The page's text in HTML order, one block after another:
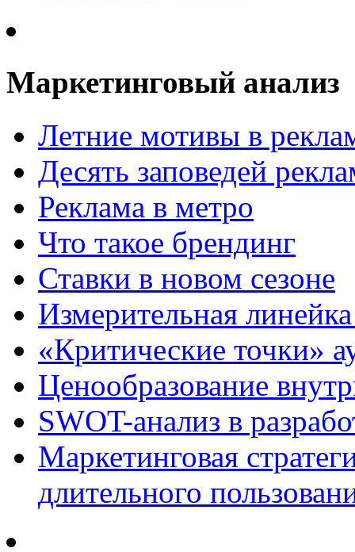
Маркетинговый анализ
Летние мотивы в
Десять заповедей
Реклама в метро
Что такое брендинг
Ставки в новом сезоне
Измерительная
«Критические точки»
Ценообразование
SWOT-анализ в
Маркетинговая
длительного